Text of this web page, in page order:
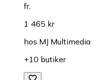
fr.
1 465 kr
hos MJ Multimedia
+10 butiker